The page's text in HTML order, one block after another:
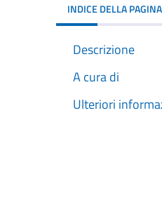
INDICE DELLA PAGINA
Descrizione
A cura di
Ulteriori